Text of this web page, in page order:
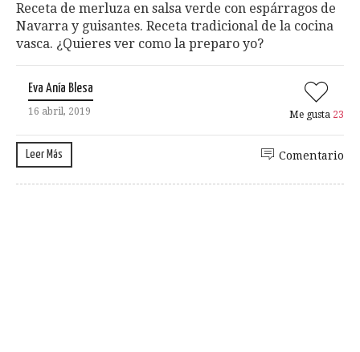
Receta de merluza en salsa verde con espárragos de
Navarra y guisantes. Receta tradicional de la cocina
vasca. ¿Quieres ver como la preparo yo?
Eva Anía Blesa
16 abril, 2019 Me gusta 23
Leer Más Comentario